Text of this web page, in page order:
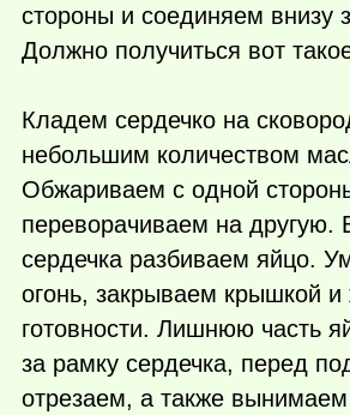
стороны и соединяем внизу
Должно получиться вот
Кладем сердечко на
небольшим количеством
Обжариваем с одной
переворачиваем на другую.
сердечка разбиваем яйцо.
огонь, закрываем крышкой
готовности. Лишнюю часть
за рамку сердечка, перед
отрезаем, а также вынимаем